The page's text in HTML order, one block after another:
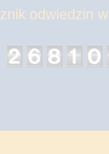
odwiedzin